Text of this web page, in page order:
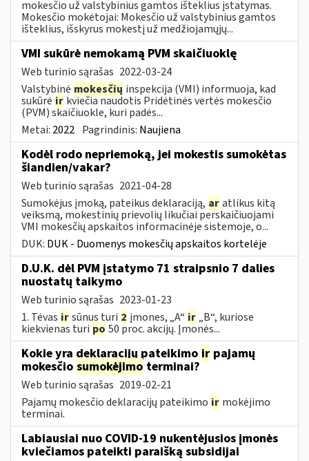
mokesčio už valstybinius gamtos išteklius įstatymas.
Mokesčio mokėtojai: Mokesčio už valstybinius gamtos
išteklius, išskyrus mokestį už medžiojamųjų...
VMI sukūrė nemokamą PVM skaičiuoklę
Web turinio sąrašas 2022-03-24
Valstybinė mokesčių inspekcija (VMI) informuoja, kad
sukūrė ir kviečia naudotis Pridėtinės vertės mokesčio
(PVM) skaičiuokle, kuri padės...
Metai: 2022 Pagrindinis: Naujiena
Kodėl rodo nepriemoką, jei mokestis sumokėtas
šiandien/vakar?
Web turinio sąrašas 2021-04-28
Sumokėjus įmoką, pateikus deklaraciją, aratlikus kitą
veiksmą, mokestinių prievolių likučiai perskaičiuojami
VMI mokesčių apskaitos informacinėje sistemoje, o...
DUK: DUK - Duomenys mokesčių apskaitos kortelėje
D.U.K. dėl PVM įstatymo 71 straipsnio 7 dalies
nuostatų taikymo
Web turinio sąrašas 2023-01-23
1. Tėvas irsūnus turi 2 įmones, „A“ ir„B“, kuriose
kiekvienas turi po 50 proc. akcijų. Įmonės...
Kokie yra deklaracijų pateikimo ir pajamų
mokesčio sumokėjimo terminai?
Web turinio sąrašas 2019-02-21
Pajamų mokesčio deklaracijų pateikimo ir mokėjimo
terminai.
Labiausiai nuo COVID-19 nukentėjusios įmonės
kviečiamos pateikti paraišką subsidijai